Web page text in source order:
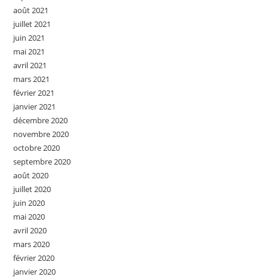
août 2021
juillet 2021
juin 2021
mai 2021
avril 2021
mars 2021
février 2021
janvier 2021
décembre 2020
novembre 2020
octobre 2020
septembre 2020
août 2020
juillet 2020
juin 2020
mai 2020
avril 2020
mars 2020
février 2020
janvier 2020